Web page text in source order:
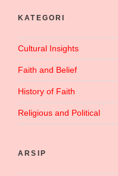
KATEGORI
Cultural Insights
Faith and Belief
History of Faith
Religious and Political
ARSIP